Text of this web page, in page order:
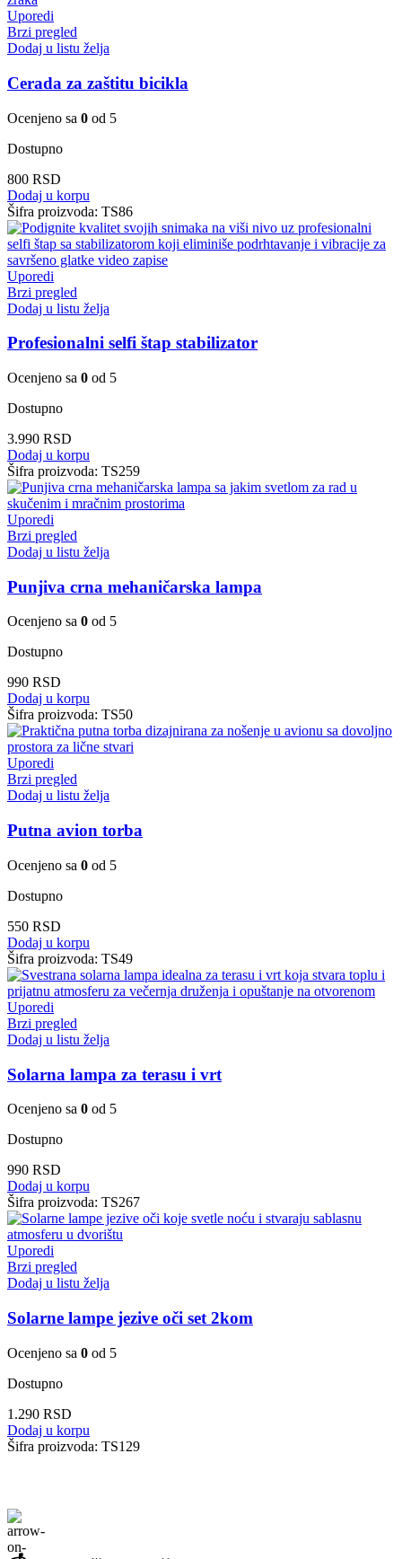
Uporedi
Brzi pregled
Dodaj u listu želja
Cerada za zaštitu bicikla
Ocenjeno sa 0 od 5
Dostupno
800 RSD
Dodaj u korpu
Šifra proizvoda: TS86
Uporedi
Brzi pregled
Dodaj u listu želja
Profesionalni selfi štap stabilizator
Ocenjeno sa 0 od 5
Dostupno
3.990 RSD
Dodaj u korpu
Šifra proizvoda: TS259
Uporedi
Brzi pregled
Dodaj u listu želja
Punjiva crna mehaničarska lampa
Ocenjeno sa 0 od 5
Dostupno
990 RSD
Dodaj u korpu
Šifra proizvoda: TS50
Uporedi
Brzi pregled
Dodaj u listu želja
Putna avion torba
Ocenjeno sa 0 od 5
Dostupno
550 RSD
Dodaj u korpu
Šifra proizvoda: TS49
Uporedi
Brzi pregled
Dodaj u listu želja
Solarna lampa za terasu i vrt
Ocenjeno sa 0 od 5
Dostupno
990 RSD
Dodaj u korpu
Šifra proizvoda: TS267
Uporedi
Brzi pregled
Dodaj u listu želja
Solarne lampe jezive oči set 2kom
Ocenjeno sa 0 od 5
Dostupno
1.290 RSD
Dodaj u korpu
Šifra proizvoda: TS129